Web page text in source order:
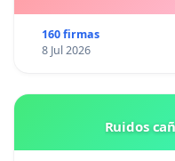
160 firmas
8 Jul 2026
Ruidos